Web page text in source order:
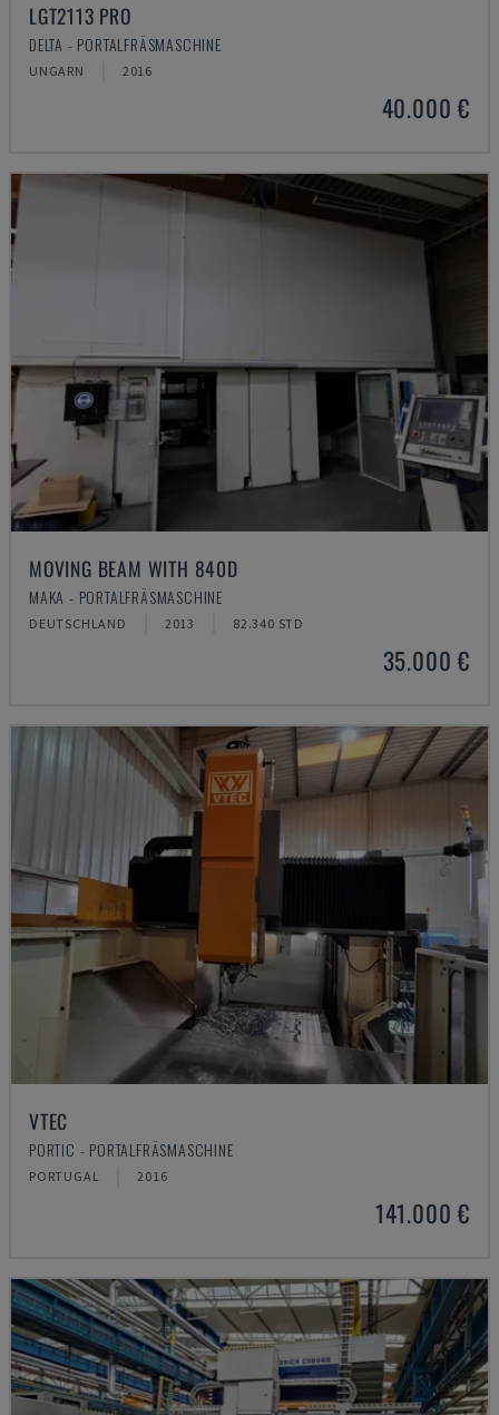
LGT2113 PRO
DELTA - PORTALFRÄSMASCHINE
UNGARN 2016
40.000 €
MOVING BEAM WITH 840D
MAKA - PORTALFRÄSMASCHINE
DEUTSCHLAND 2013 82.340 STD
35.000 €
VTEC
PORTIC - PORTALFRÄSMASCHINE
PORTUGAL 2016
141.000 €